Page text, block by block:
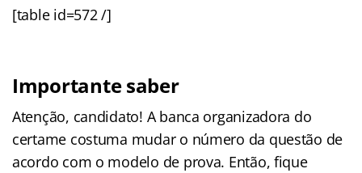
[table id=572 /]
Importante saber
Atenção, candidato! A banca organizadora do
certame costuma mudar o número da questão de
acordo com o modelo de prova. Então, fique